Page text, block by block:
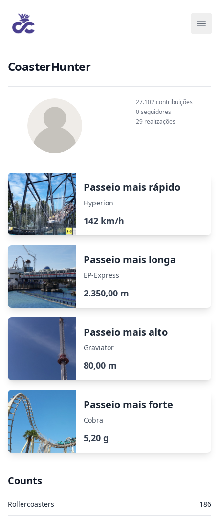
CoasterHunter
27.102 contribuições
0 seguidores
29 realizações
Passeio mais rápido
Hyperion
142 km/h
Passeio mais longa
EP-Express
2.350,00 m
Passeio mais alto
Graviator
80,00 m
Passeio mais forte
Cobra
5,20 g
Counts
Rollercoasters 186